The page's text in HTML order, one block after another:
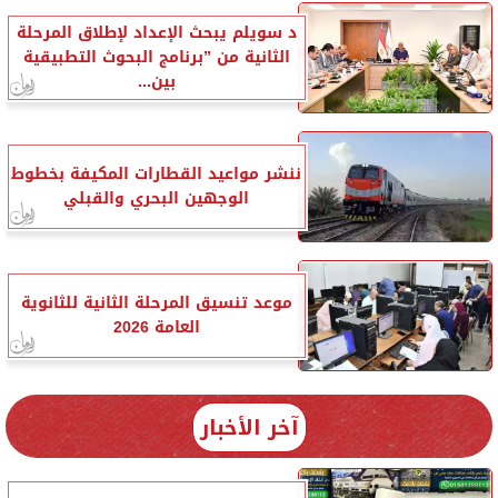
د سويلم يبحث الإعداد لإطلاق المرحلة
الثانية من ”برنامج البحوث التطبيقية
بين...
ننشر مواعيد القطارات المكيفة بخطوط
الوجهين البحري والقبلي
موعد تنسيق المرحلة الثانية للثانوية
العامة 2026
آخر الأخبار